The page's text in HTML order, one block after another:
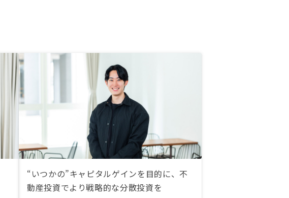
“いつかの”キャピタルゲインを目的に、不
動産投資でより戦略的な分散投資を